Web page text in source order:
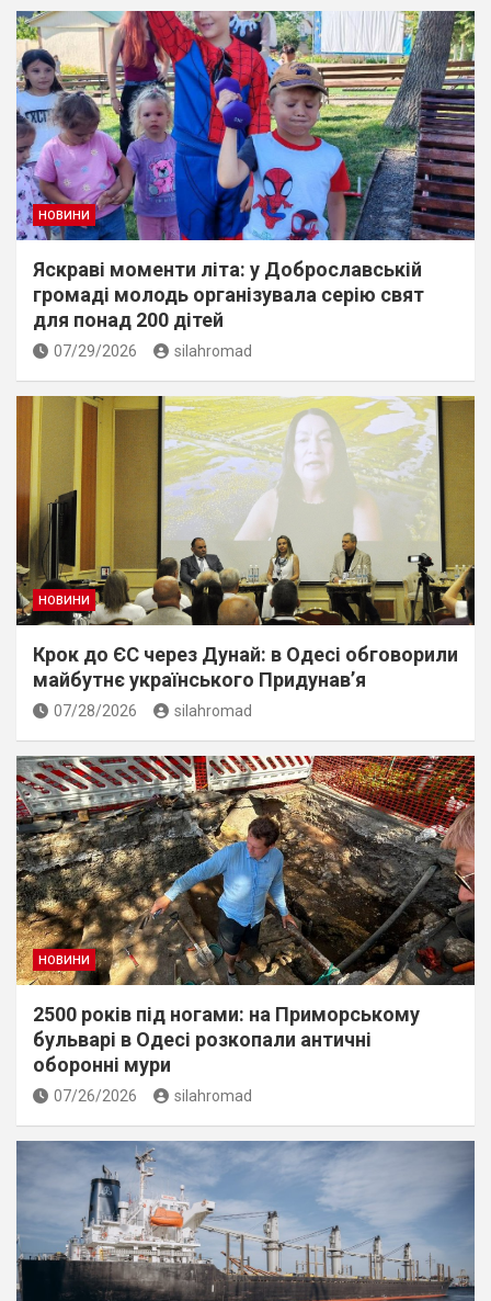
НОВИНИ
Яскраві моменти літа: у Доброславській
громаді молодь організувала серію свят
для понад 200 дітей
07/29/2026 silahromad
НОВИНИ
Крок до ЄС через Дунай: в Одесі обговорили
майбутнє українського Придунав’я
07/28/2026 silahromad
НОВИНИ
2500 років під ногами: на Приморському
бульварі в Одесі розкопали античні
оборонні мури
07/26/2026 silahromad